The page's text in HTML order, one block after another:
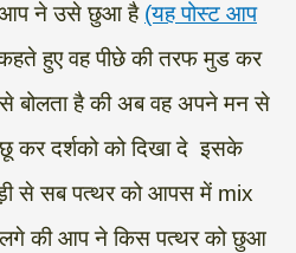
आप ने उसे छुआ है (यह पोस्ट आप
हुए वह पीछे की तरफ मुड कर
बोलता है की अब वह अपने मन से
छू कर दर्शको को दिखा दे इसके
से सब पत्थर को आपस में mix
की आप ने किस पत्थर को छुआ